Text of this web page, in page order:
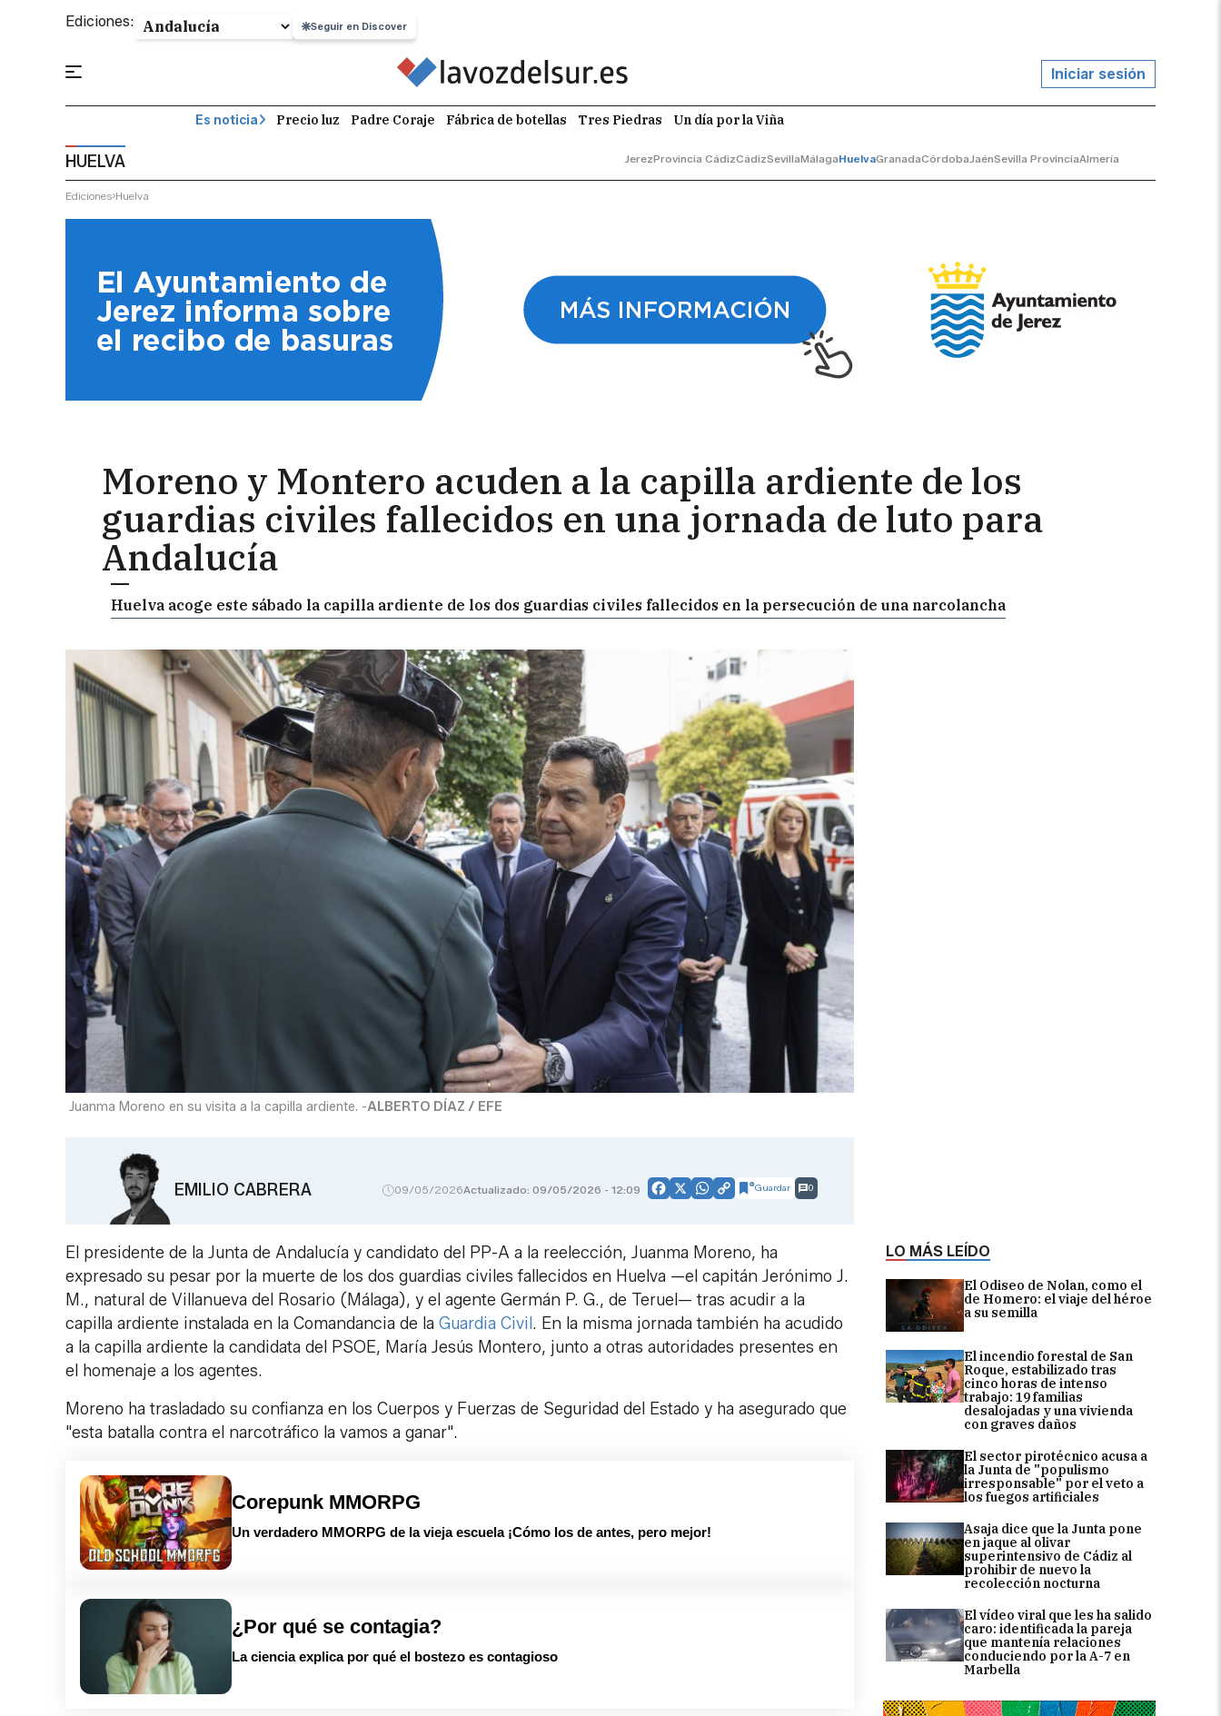
Ediciones: Seguir en Discover
Iniciar sesión
Es noticia Precio luz Padre Coraje Fábrica de botellas Tres Piedras Un día por la Viña
HUELVA JerezProvincia CádizCádizSevillaMálagaHuelvaGranadaCórdobaJaénSevilla ProvinciaAlmería
Ediciones Huelva
Moreno y Montero acuden a la capilla ardiente de los
guardias civiles fallecidos en una jornada de luto para
Andalucía
Huelva acoge este sábado la capilla ardiente de los dos guardias civiles fallecidos en la persecución de una narcolancha
LO MÁS LEÍDO
El Odiseo de Nolan, como el
de Homero: el viaje del héroe
a su semilla
El incendio forestal de San
Roque, estabilizado tras
cinco horas de intenso
trabajo: 19 familias
desalojadas y una vivienda
con graves daños
El sector pirotécnico acusa a
la Junta de "populismo
irresponsable" por el veto a
los fuegos artificiales
Asaja dice que la Junta pone
en jaque al olivar
superintensivo de Cádiz al
prohibir de nuevo la
recolección nocturna
El vídeo viral que les ha salido
caro: identificada la pareja
que mantenía relaciones
conduciendo por la A-7 en
Marbella
Juanma Moreno en su visita a la capilla ardiente. -ALBERTO DÍAZ / EFE
EMILIO CABRERA 09/05/2026Actualizado: 09/05/2026 - 12:09 Facebook
X WhatsApp
CopyGuardar 0
El presidente de la Junta de Andalucía y candidato del PP-A a la reelección, Juanma Moreno, ha
expresado su pesar por la muerte de los dos guardias civiles fallecidos en Huelva —el capitán Jerónimo J.
M., natural de Villanueva del Rosario (Málaga), y el agente Germán P. G., de Teruel— tras acudir a la
capilla ardiente instalada en la Comandancia de la Guardia Civil . En la misma jornada también ha acudido
a la capilla ardiente la candidata del PSOE, María Jesús Montero, junto a otras autoridades presentes en
el homenaje a los agentes.
Moreno ha trasladado su confianza en los Cuerpos y Fuerzas de Seguridad del Estado y ha asegurado que
"esta batalla contra el narcotráfico la vamos a ganar".
Corepunk MMORPG
Un verdadero MMORPG de la vieja escuela ¡Cómo los de antes, pero mejor!
¿Por qué se contagia?
La ciencia explica por qué el bostezo es contagioso